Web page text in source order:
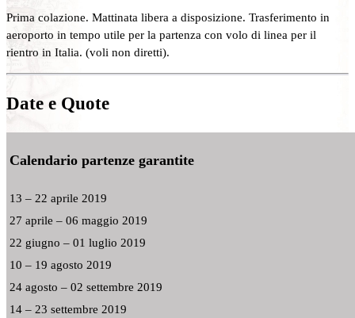
Prima colazione. Mattinata libera a disposizione. Trasferimento in
aeroporto in tempo utile per la partenza con volo di linea per il
rientro in Italia. (voli non diretti).
Date e Quote
Calendario partenze garantite
13 – 22 aprile 2019
27 aprile – 06 maggio 2019
22 giugno – 01 luglio 2019
10 – 19 agosto 2019
24 agosto – 02 settembre 2019
14 – 23 settembre 2019